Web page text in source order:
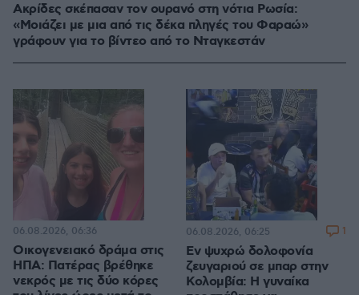
Ακρίδες σκέπασαν τον ουρανό στη νότια Ρωσία:
«Μοιάζει με μια από τις δέκα πληγές του Φαραώ»
γράφουν για το βίντεο από το Νταγκεστάν
Οικογενειακό δράμα στις
ΗΠΑ: Πατέρας βρέθηκε
νεκρός με τις δύο κόρες
06.08.2026, 06:36
Εν ψυχρώ δολοφονία
ζευγαριού σε μπαρ στην
Κολομβία: Η γυναίκα
06.08.2026, 06:25 1